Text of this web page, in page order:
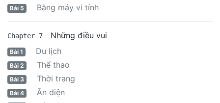
Bài 5 Bằng máy vi tính
Chapter 7 Những điều vui
Bài 1 Du lịch
Bài 2 Thể thao
Bài 3 Thời trang
Bài 4 Ăn diện